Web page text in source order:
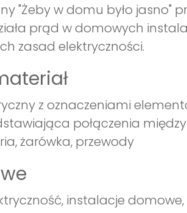
"Żeby w domu było jasno"
prąd w domowych
zasad elektryczności.
z oznaczeniami
połączenia
żarówka, przewody
instalacje